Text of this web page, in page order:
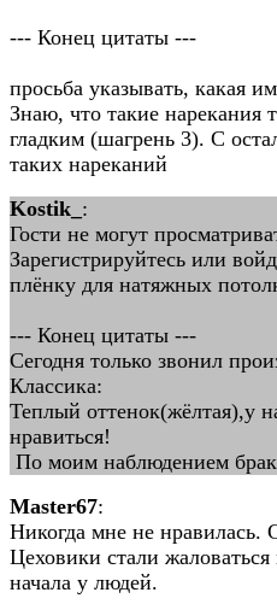
--- Конец цитаты ---
просьба указывать, какая
Знаю, что такие нарекания
гладким (шагрень 3). С
таких нареканий
Kostik_ :
Гости не могут
Зарегистрируйтесь или
плёнку для натяжных
--- Конец цитаты ---
Сегодня только звонил
Классика:
Теплый оттенок(жёлтая),у
нравиться!
По моим наблюдением
Master67:
Никогда мне не нравилась.
Цеховики стали жаловаться
начала у людей.